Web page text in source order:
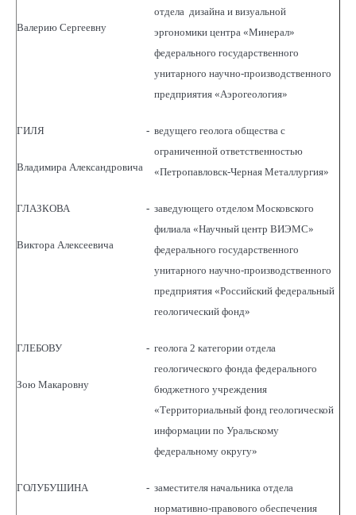
Валерию Сергеевну
отдела дизайна и визуальной
эргономики центра «Минерал»
федерального государственного
унитарного научно-производственного
предприятия «Аэрогеология»
ГИЛЯ
Владимира Александровича
- ведущего геолога общества с
ограниченной ответственностью
«Петропавловск-Черная Металлургия»
ГЛАЗКОВА
Виктора Алексеевича
- заведующего отделом Московского
филиала «Научный центр ВИЭМС»
федерального государственного
унитарного научно-производственного
предприятия «Российский федеральный
геологический фонд»
ГЛЕБОВУ
Зою Макаровну
- геолога 2 категории отдела
геологического фонда федерального
бюджетного учреждения
«Территориальный фонд геологической
информации по Уральскому
федеральному округу»
ГОЛУБУШИНА - заместителя начальника отдела
нормативно-правового обеспечения